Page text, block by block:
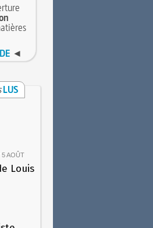
◄
LUS
5 AOÛT
Louis